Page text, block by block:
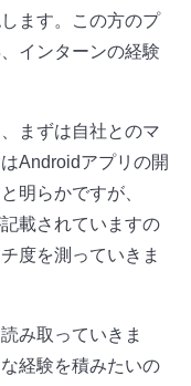
ます。この方のプ
インターンの経験
まずは自社とのマ
Androidアプリの開
明らかですが、
載されていますの
度を測っていきま
み取っていきま
経験を積みたいの